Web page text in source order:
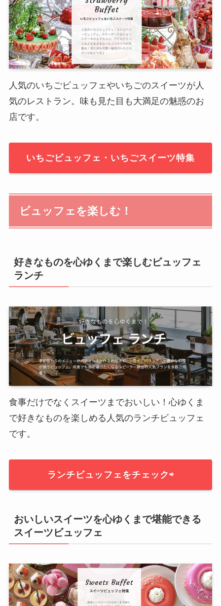
人気のいちごビュッフェやいちごのスイーツが人
気のレストラン。味も見た目も大満足の魅惑のお
店です。
いちごビュッフェ・いちごスイーツ特集
ビュッフェを楽しむ！
好きなものを心ゆくまで楽しむビュッフェ
ランチ
食事だけでなくスイーツまでおいしい！心ゆくま
で好きなものを楽しめる人気のランチビュッフェ
です。
ランチビュッフェをチェック⇨
おいしいスイーツを心ゆくまで堪能できる
スイーツビュッフェ